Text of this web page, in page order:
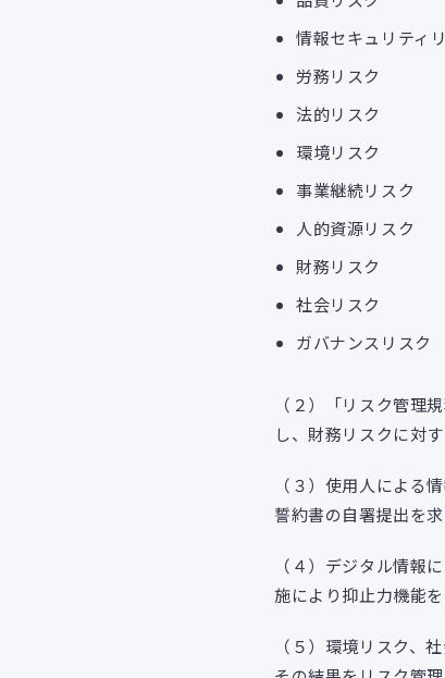
情報セキュリティ
労務リスク
法的リスク
環境リスク
事業継続リスク
人的資源リスク
財務リスク
社会リスク
ガバナンスリスク
（２）「リスク管理
し、財務リスクに対
（３）使用人による
誓約書の自署提出を求
（４）デジタル情報
施により抑止力機能を
（５）環境リスク、